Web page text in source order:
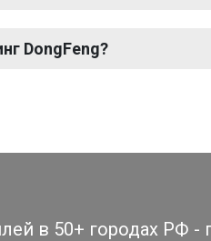
DongFeng?
в 50+ городах РФ -